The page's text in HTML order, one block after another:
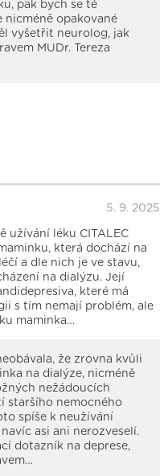
pak bych se té
nicméně opakované
vyšetřit neurolog, jak
MUDr. Tereza
5. 9. 2025
užívání léku CITALEC
která dochází na
a dle nich je ve stavu,
na dialýzu. Její
které má
s tím nemají problém, ale
maminka…
že zrovna kvůli
na dialýze, nicméně
nežádoucích
staršího nemocného
spíše k neužívání
asi ani nerozveselí.
dotazník na deprese,